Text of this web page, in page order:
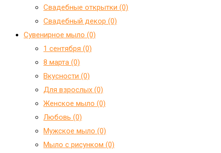
Свадебные открытки (0)
Свадебный декор (0)
Сувенирное мыло (0)
1 сентября (0)
8 марта (0)
Вкусности (0)
Для взрослых (0)
Женское мыло (0)
Любовь (0)
Мужское мыло (0)
Мыло с рисунком (0)